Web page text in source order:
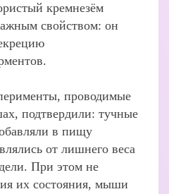
кремнезём
свойством: он
проводимые
подтвердили: тучные
в пищу
от лишнего веса
При этом не
их состояния, мыши